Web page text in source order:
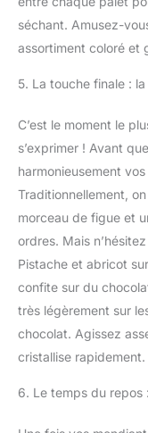
séchant. Amusez-
assortiment coloré et
5. La touche finale :
C’est le moment le
s’exprimer ! Avant
harmonieusement
Traditionnellement,
morceau de figue et
ordres. Mais
Pistache et abricot
confite sur du
très légèrement sur
chocolat. Agissez
cristallise rapidement.
6. Le temps du repos